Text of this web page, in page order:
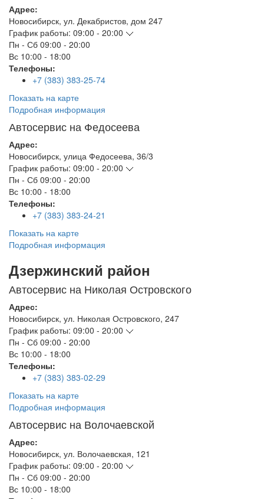
Адрес:
Новосибирск, ул. Декабристов, дом 247
График работы: 09:00 - 20:00
Пн - Сб 09:00 - 20:00
Вс 10:00 - 18:00
Телефоны:
+7 (383) 383-25-74
Показать на карте
Подробная информация
Автосервис на Федосеева
Адрес:
Новосибирск, улица Федосеева, 36/3
График работы: 09:00 - 20:00
Пн - Сб 09:00 - 20:00
Вс 10:00 - 18:00
Телефоны:
+7 (383) 383-24-21
Показать на карте
Подробная информация
Дзержинский район
Автосервис на Николая Островского
Адрес:
Новосибирск, ул. Николая Островского, 247
График работы: 09:00 - 20:00
Пн - Сб 09:00 - 20:00
Вс 10:00 - 18:00
Телефоны:
+7 (383) 383-02-29
Показать на карте
Подробная информация
Автосервис на Волочаевской
Адрес:
Новосибирск, ул. Волочаевская, 121
График работы: 09:00 - 20:00
Пн - Сб 09:00 - 20:00
Вс 10:00 - 18:00